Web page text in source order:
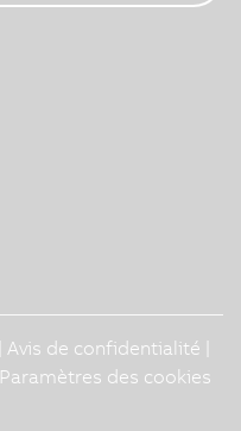
Avis de confidentialité
Paramètres des cookies